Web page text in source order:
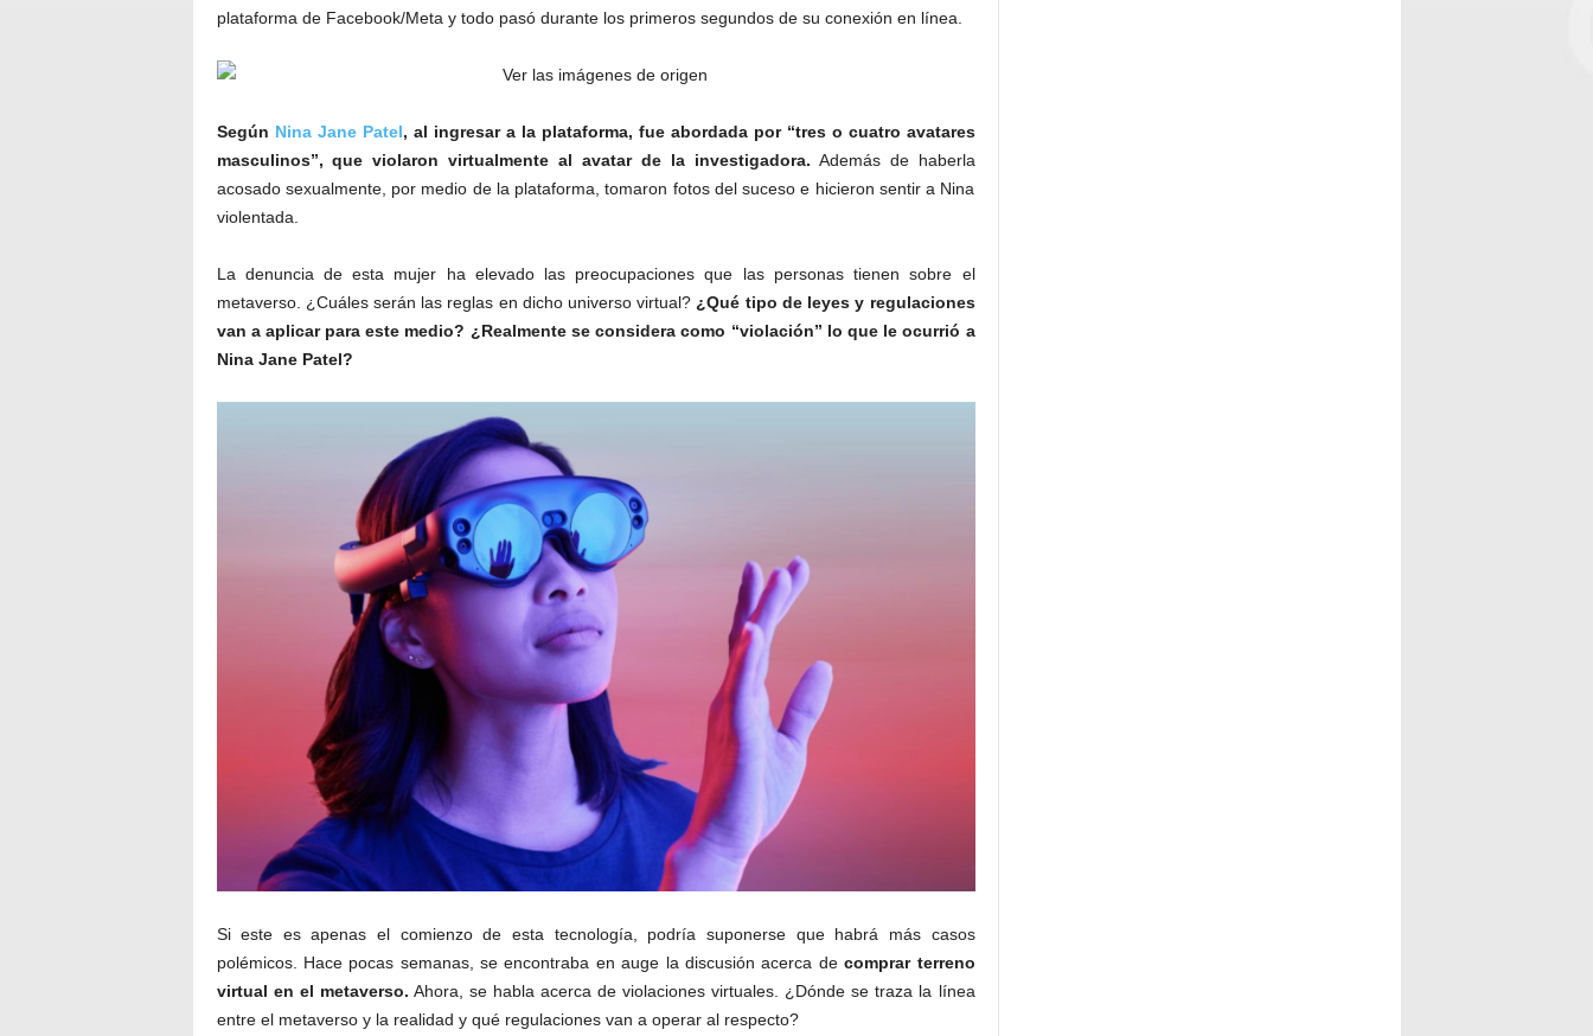
plataforma de Facebook/Meta y todo pasó durante los primeros segundos de su conexión en línea.
Según Nina Jane Patel, al ingresar a la plataforma, fue abordada por “tres o cuatro avatares
masculinos”, que violaron virtualmente al avatar de la investigadora. Además de haberla
acosado sexualmente, por medio de la plataforma, tomaron fotos del suceso e hicieron sentir a Nina
violentada.
La denuncia de esta mujer ha elevado las preocupaciones que las personas tienen sobre el
metaverso. ¿Cuáles serán las reglas en dicho universo virtual? ¿Qué tipo de leyes y regulaciones
van a aplicar para este medio? ¿Realmente se considera como “violación” lo que le ocurrió a
Nina Jane Patel?
Si este es apenas el comienzo de esta tecnología, podría suponerse que habrá más casos
polémicos. Hace pocas semanas, se encontraba en auge la discusión acerca decomprar terreno
virtual en el metaverso. Ahora, se habla acerca de violaciones virtuales. ¿Dónde se traza la línea
entre el metaverso y la realidad y qué regulaciones van a operar al respecto?